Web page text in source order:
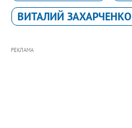
ВИТАЛИЙ ЗАХАРЧЕНКО
РЕКЛАМА